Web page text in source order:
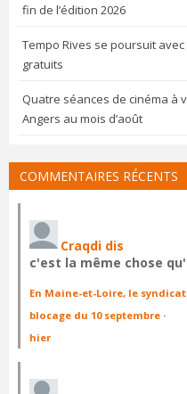
fin de l’édition 2026
Tempo Rives se poursuit
gratuits
Quatre séances de cinéma à
Angers au mois d’août
COMMENTAIRES RÉCENTS
Craqdi dis
c'est la même chose
En Maine-et-Loire, le
blocage du 10 septembre ·
hier